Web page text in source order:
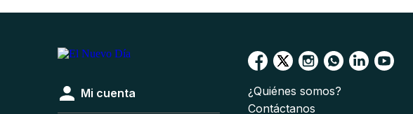
Mi cuenta
¿Quiénes somos?
Contáctanos